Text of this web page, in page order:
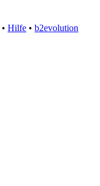
• Hilfe • b2evolution